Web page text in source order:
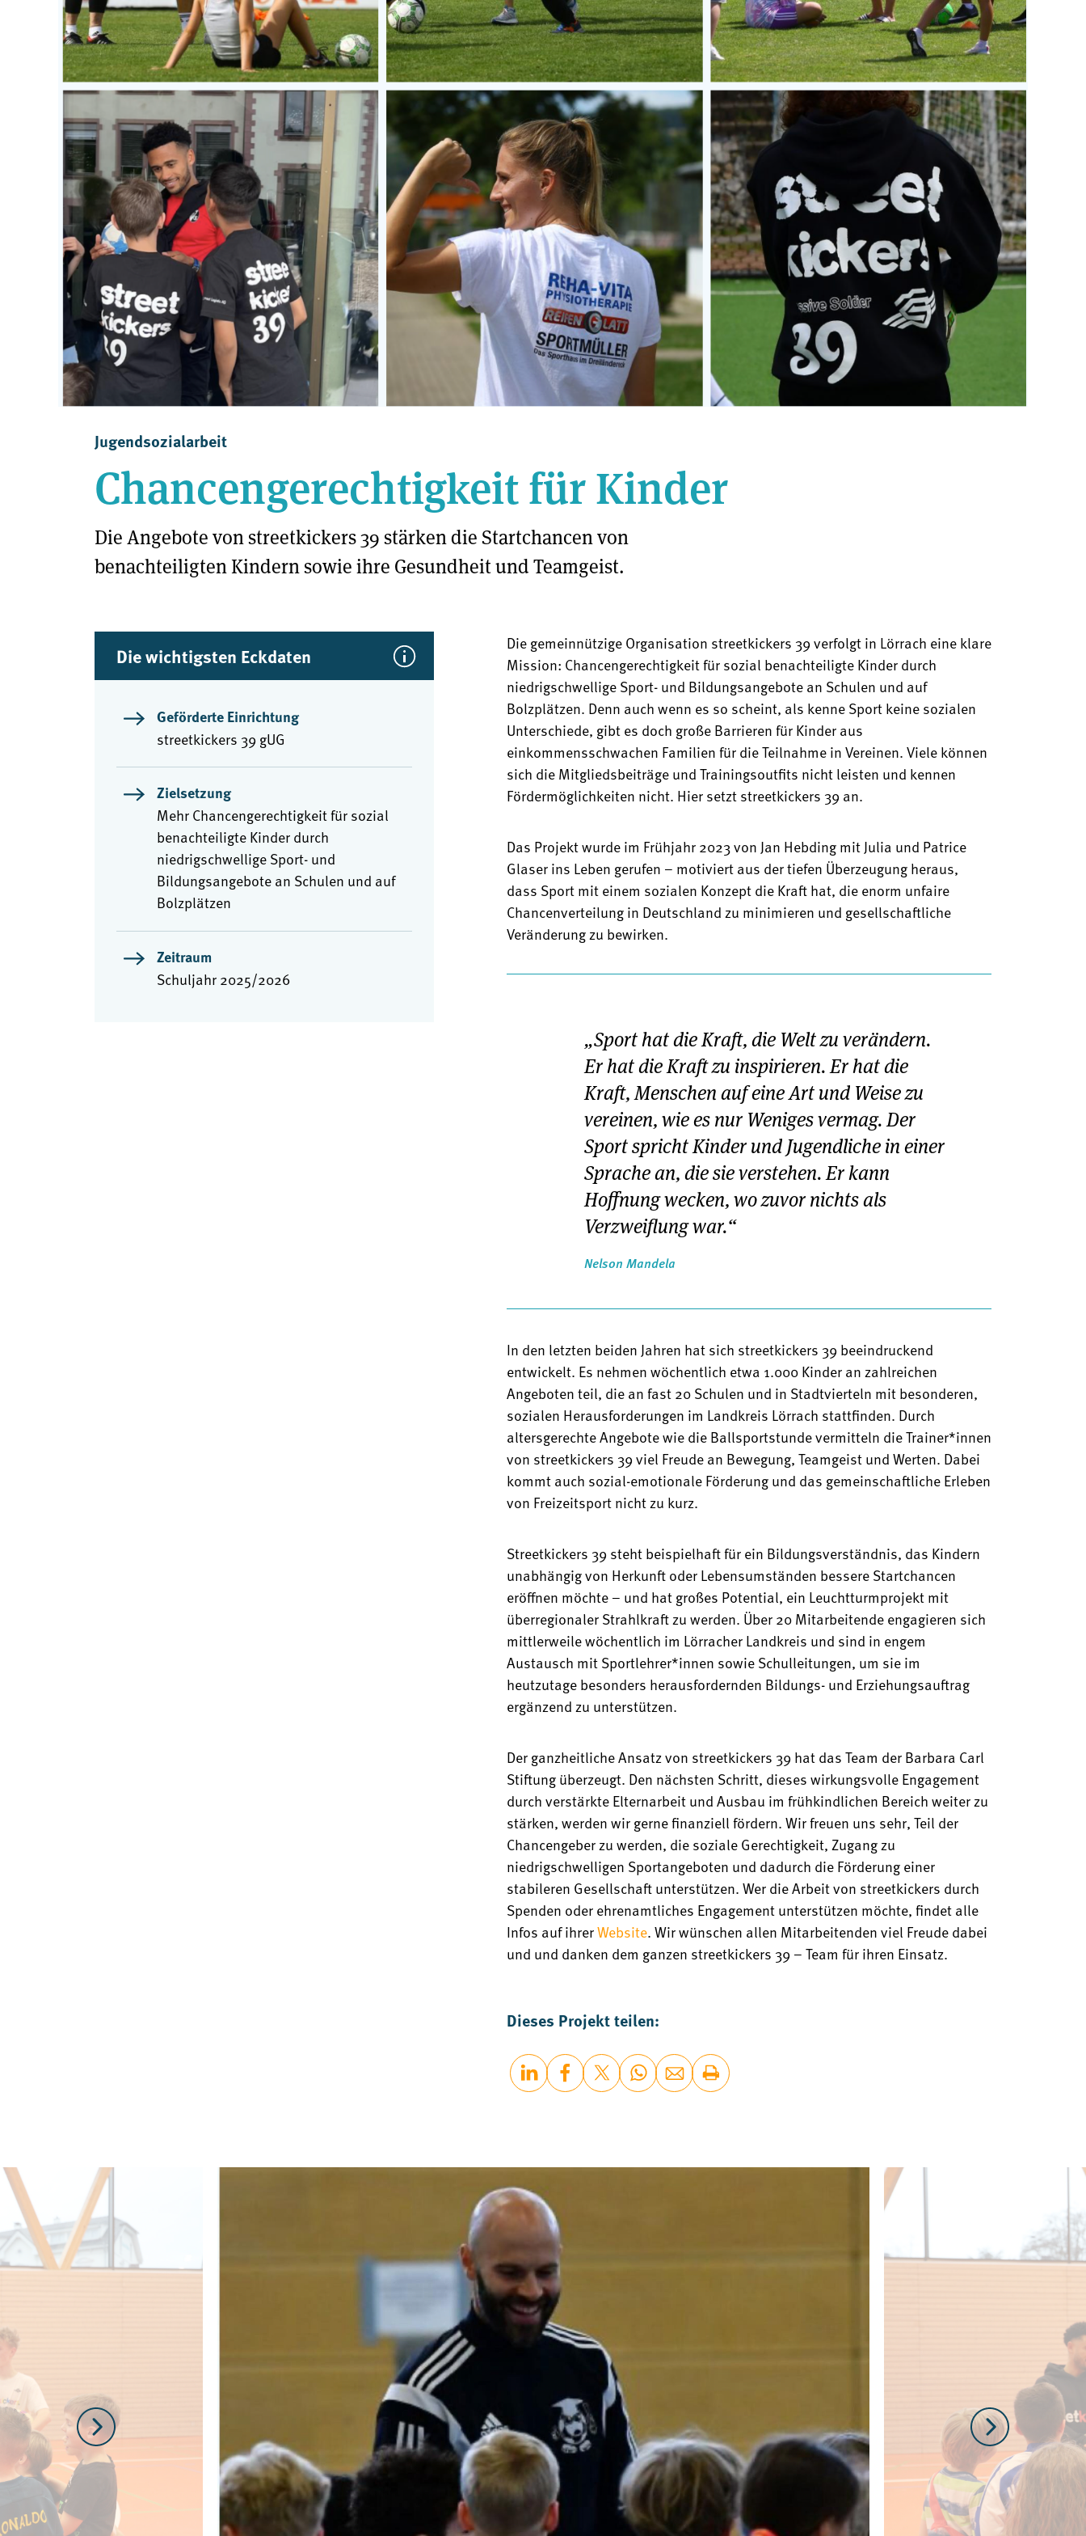
Jugendsozialarbeit
Chancengerechtigkeit für Kinder
Die Angebote von streetkickers 39 stärken die Startchancen von
benachteiligten Kindern sowie ihre Gesundheit und Teamgeist.
Die gemeinnützige Organisation streetkickers 39 verfolgt in Lörrach eine klare
Mission: Chancengerechtigkeit für sozial benachteiligte Kinder durch
niedrigschwellige Sport- und Bildungsangebote an Schulen und auf
Bolzplätzen. Denn auch wenn es so scheint, als kenne Sport keine sozialen
Unterschiede, gibt es doch große Barrieren für Kinder aus
einkommensschwachen Familien für die Teilnahme in Vereinen. Viele können
sich die Mitgliedsbeiträge und Trainingsoutfits nicht leisten und kennen
Fördermöglichkeiten nicht. Hier setzt streetkickers 39 an.
Das Projekt wurde im Frühjahr 2023 von Jan Hebding mit Julia und Patrice
Glaser ins Leben gerufen – motiviert aus der tiefen Überzeugung heraus,
dass Sport mit einem sozialen Konzept die Kraft hat, die enorm unfaire
Chancenverteilung in Deutschland zu minimieren und gesellschaftliche
Veränderung zu bewirken.
„Sport hat die Kraft, die Welt zu verändern.
Er hat die Kraft zu inspirieren. Er hat die
Kraft, Menschen auf eine Art und Weise zu
vereinen, wie es nur Weniges vermag. Der
Sport spricht Kinder und Jugendliche in einer
Sprache an, die sie verstehen. Er kann
Hoffnung wecken, wo zuvor nichts als
Verzweiflung war.“
Nelson Mandela
In den letzten beiden Jahren hat sich streetkickers 39 beeindruckend
entwickelt. Es nehmen wöchentlich etwa 1.000 Kinder an zahlreichen
Angeboten teil, die an fast 20 Schulen und in Stadtvierteln mit besonderen,
sozialen Herausforderungen im Landkreis Lörrach stattfinden. Durch
altersgerechte Angebote wie die Ballsportstunde vermitteln die Trainer*innen
von streetkickers 39 viel Freude an Bewegung, Teamgeist und Werten. Dabei
kommt auch sozial-emotionale Förderung und das gemeinschaftliche Erleben
von Freizeitsport nicht zu kurz.
Streetkickers 39 steht beispielhaft für ein Bildungsverständnis, das Kindern
unabhängig von Herkunft oder Lebensumständen bessere Startchancen
eröffnen möchte – und hat großes Potential, ein Leuchtturmprojekt mit
überregionaler Strahlkraft zu werden. Über 20 Mitarbeitende engagieren sich
mittlerweile wöchentlich im Lörracher Landkreis und sind in engem
Austausch mit Sportlehrer*innen sowie Schulleitungen, um sie im
heutzutage besonders herausfordernden Bildungs- und Erziehungsauftrag
ergänzend zu unterstützen.
Der ganzheitliche Ansatz von streetkickers 39 hat das Team der Barbara Carl
Stiftung überzeugt. Den nächsten Schritt, dieses wirkungsvolle Engagement
durch verstärkte Elternarbeit und Ausbau im frühkindlichen Bereich weiter zu
stärken, werden wir gerne finanziell fördern. Wir freuen uns sehr, Teil der
Chancengeber zu werden, die soziale Gerechtigkeit, Zugang zu
niedrigschwelligen Sportangeboten und dadurch die Förderung einer
stabileren Gesellschaft unterstützen. Wer die Arbeit von streetkickers durch
Spenden oder ehrenamtliches Engagement unterstützen möchte, findet alle
Infos auf ihrerWebsite. Wir wünschen allen Mitarbeitenden viel Freude dabei
und und danken dem ganzen streetkickers 39 – Team für ihren Einsatz.
Dieses Projekt teilen:
Die wichtigsten Eckdaten
Geförderte Einrichtung
streetkickers 39 gUG
Zielsetzung
Mehr Chancengerechtigkeit für sozial
benachteiligte Kinder durch
niedrigschwellige Sport- und
Bildungsangebote an Schulen und auf
Bolzplätzen
Zeitraum
Schuljahr 2025/2026